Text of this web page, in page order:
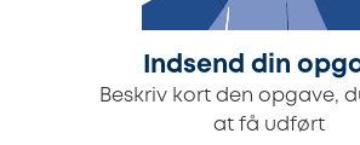
Indsend din
Beskriv kort den opgave,
at få udført